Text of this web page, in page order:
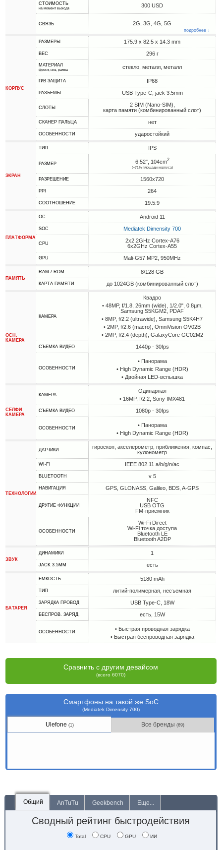
СТОИМОСТЬ
на момент выхода 300 USD
СВЯЗЬ 2G, 3G, 4G, 5G
подробнее ↓
КОРПУС
РАЗМЕРЫ 175.9 x 82.5 x 14.3 mm
ВЕС 296 г
МАТЕРИАЛ
фронт, низ, рамка стекло, металл, металл
П/В ЗАЩИТА IP68
РАЗЪЕМЫ USB Type-C, jack 3.5mm
СЛОТЫ
2 SIM (Nano-SIM),
карта памяти (комбинированный слот)
СКАНЕР ПАЛЬЦА нет
ОСОБЕННОСТИ ударостойкий
ЭКРАН
ТИП IPS
РАЗМЕР 6.52", 104cm2
(~71% площади корпуса)
РАЗРЕШЕНИЕ 1560x720
PPI 264
СООТНОШЕНИЕ 19.5:9
ПЛАТФОРМА
ОС Android 11
SOC Mediatek Dimensity 700
CPU
2x2.2GHz Cortex-A76
6x2GHz Cortex-A55
GPU Mali-G57 MP2, 950MHz
ПАМЯТЬ
RAM / ROM 8/128 GB
КАРТА ПАМЯТИ до 1024GB (комбинированный слот)
ОСН.
КАМЕРА
КАМЕРА
Квадро
• 48MP, f/1.8, 26mm (wide), 1/2.0", 0.8µm,
Samsung S5KGM2, PDAF
• 8MP, f/2.2 (ultrawide), Samsung S5K4H7
• 2MP, f/2.6 (macro), OmniVision OV02B
• 2MP, f/2.4 (depth), GalaxyCore GC02M2
СЪЕМКА ВИДЕО 1440p - 30fps
ОСОБЕННОСТИ
• Панорама
• High Dynamic Range (HDR)
• Двойная LED-вспышка
СЕЛФИ
КАМЕРА
КАМЕРА
Одинарная
• 16MP, f/2.2, Sony IMX481
СЪЕМКА ВИДЕО 1080p - 30fps
ОСОБЕННОСТИ
• Панорама
• High Dynamic Range (HDR)
ТЕХНОЛОГИИ
ДАТЧИКИ
гироскоп, акселерометр, приближения, компас,
кулонометр
WI-FI IEEE 802.11 a/b/g/n/ac
BLUETOOTH v 5
НАВИГАЦИЯ GPS, GLONASS, Galileo, BDS, A-GPS
ДРУГИЕ ФУНКЦИИ
NFC
USB OTG
FM-приемник
ОСОБЕННОСТИ
Wi-Fi Direct
Wi-Fi точка доступа
Bluetooth LE
Bluetooth A2DP
ЗВУК
ДИНАМИКИ 1
JACK 3.5MM есть
БАТАРЕЯ
ЕМКОСТЬ 5180 mAh
ТИП литий-полимерная, несъемная
ЗАРЯДКА ПРОВОД USB Type-C, 18W
БЕСПРОВ. ЗАРЯД. есть, 15W
ОСОБЕННОСТИ
• Быстрая проводная зарядка
• Быстрая беспроводная зарядка
Сравнить с другим девайсом
(всего 6070)
Смартфоны на такой же SoC
(Mediatek Dimensity 700)
Ulefone (1) Все бренды(69)
Общий AnTuTu Geekbench Еще...
Сводный рейтинг быстродействия
Total CPU GPU ИИ